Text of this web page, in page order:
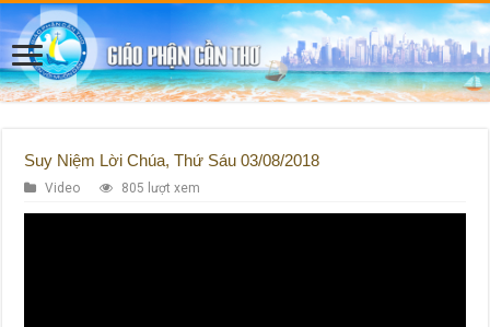
Suy Niệm Lời Chúa, Thứ Sáu 03/08/2018
Video 805 lượt xem